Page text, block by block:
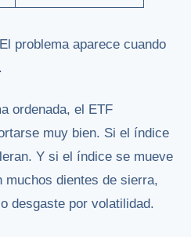
problema aparece cuando
ordenada, el ETF
muy bien. Si el índice
Y si el índice se mueve
muchos dientes de sierra,
desgaste por volatilidad.